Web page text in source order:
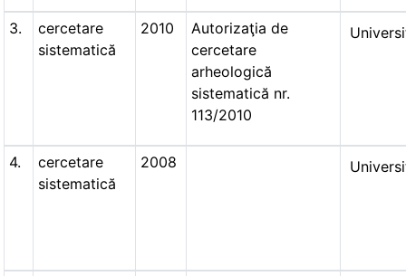
3.
cercetare
sistematică
2010
Autorizaţia de
cercetare
arheologică
sistematică nr.
113/2010
4.
cercetare
sistematică
2008